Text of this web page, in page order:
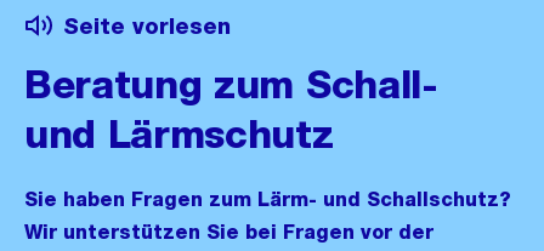
Seite vorlesen
Beratung zum Schall-
und Lärmschutz
Sie haben Fragen zum Lärm- und Schallschutz?
Wir unterstützen Sie bei Fragen vor der